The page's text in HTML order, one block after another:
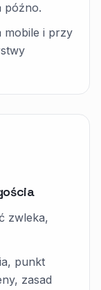
późno.
mobile i przy
zwleka,
punkt
zasad